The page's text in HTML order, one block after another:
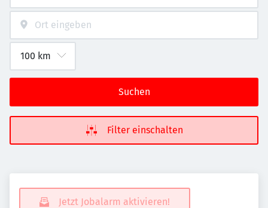
Suchen
Filter einschalten
Jetzt Jobalarm aktivieren!